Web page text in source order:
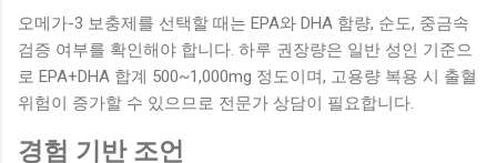
오메가-3 보충제를 선택할 때는 EPA와 DHA 함량, 순도, 중금속
검증 여부를 확인해야 합니다. 하루 권장량은 일반 성인 기준으
로 EPA+DHA 합계 500~1,000mg 정도이며, 고용량 복용 시 출혈
위험이 증가할 수 있으므로 전문가 상담이 필요합니다.
경험 기반 조언